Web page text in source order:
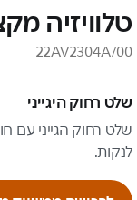
טלוויזיה
22AV2304A/00
שלט רחוק היגייני
שלט רחוק הגייני עם
לנקות.